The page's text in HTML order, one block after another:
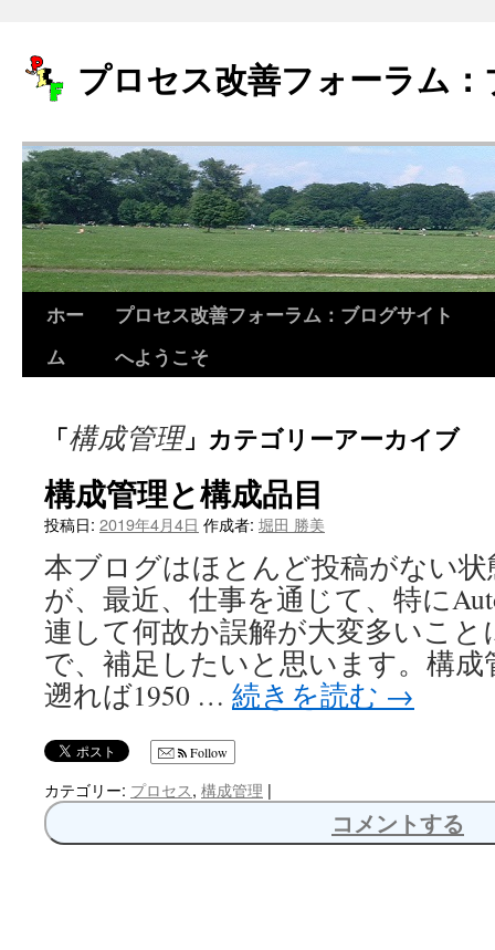
プロセス改善フォーラム
ツ
へ
ス
キ
ッ
プ
ホー
ム
プロセス改善フォーラム：ブログサイト
へようこそ
「構成管理」カテゴリーアーカイブ
構成管理と構成品目
投稿日: 2019年4月4日 作成者: 堀田 勝美
本ブログはほとんど投稿がない
が、最近、仕事を通じて、特に
連して何故か誤解が大変多いこ
で、補足したいと思います。構
遡れば1950 … 続きを読む →
Follow
カテゴリー: プロセス, 構成管理 |
コメントする